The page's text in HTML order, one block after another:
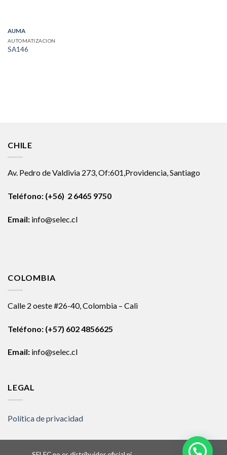
AUMA
AUTOMATIZACION
SA146
CHILE
Av. Pedro de Valdivia 273, Of:601,Providencia, Santiago
Teléfono: (+56) 2 6465 9750
Email: info@selec.cl
COLOMBIA
Calle 2 oeste #26-40, Colombia – Cali
Teléfono: (+57) 602 4856625
Email: info@selec.cl
LEGAL
Política de privacidad